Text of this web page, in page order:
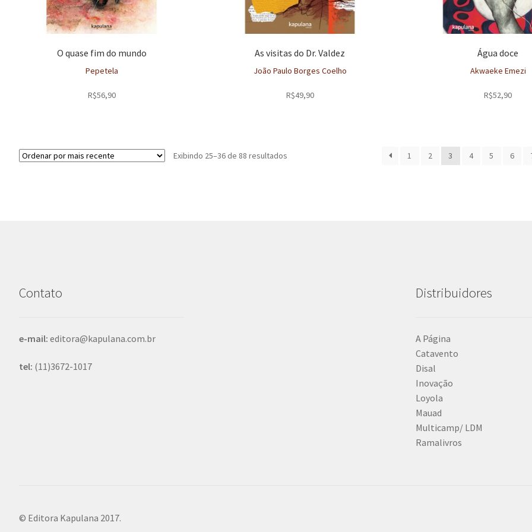
O quase fim do mundo
Pepetela
R$56,90
As visitas do Dr. Valdez
João Paulo Borges Coelho
R$49,90
Água doce
Akwaeke Emezi
R$52,90
Exibindo 25–36 de 88 resultados 1 2 3 4 5 6
Contato
e-mail: editora@kapulana.com.br
tel: (11)3672-1017
Distribuidores
A Página
Catavento
Disal
Inovação
Loyola
Mauad
Multicamp/ LDM
Ramalivros
© Editora Kapulana 2017.